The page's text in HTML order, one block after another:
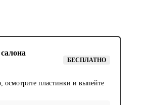
БЕСПЛАТНО
осмотрите пластинки и выпейте